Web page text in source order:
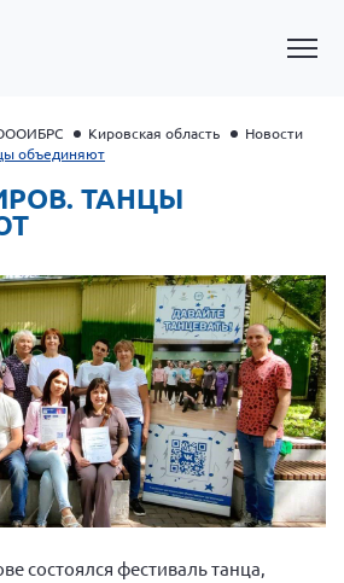
Я.В.
Кичигина Н. Ф.
Матвиевская О.В.
Н.В.
Шишлянников Ф.В.
Кировская область
Новости
объединяют
ТАНЦЫ
состоялся фестиваль танца,